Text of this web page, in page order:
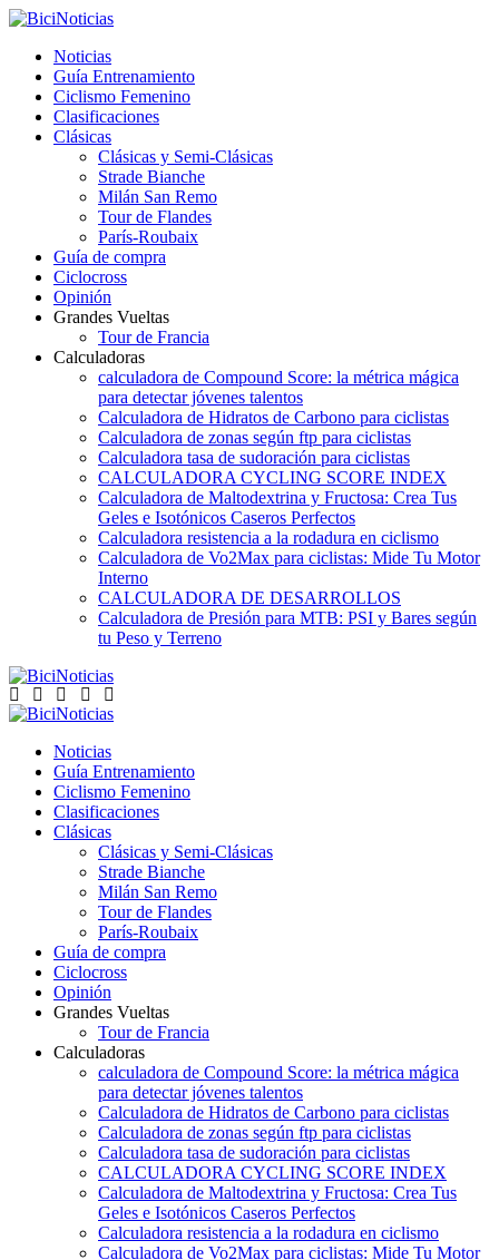
Noticias
Guía Entrenamiento
Ciclismo Femenino
Clasificaciones
Clásicas
Clásicas y Semi-Clásicas
Strade Bianche
Milán San Remo
Tour de Flandes
París-Roubaix
Guía de compra
Ciclocross
Opinión
Grandes Vueltas
Tour de Francia
Calculadoras
calculadora de Compound Score: la métrica mágica
para detectar jóvenes talentos
Calculadora de Hidratos de Carbono para ciclistas
Calculadora de zonas según ftp para ciclistas
Calculadora tasa de sudoración para ciclistas
CALCULADORA CYCLING SCORE INDEX
Calculadora de Maltodextrina y Fructosa: Crea Tus
Geles e Isotónicos Caseros Perfectos
Calculadora resistencia a la rodadura en ciclismo
Calculadora de Vo2Max para ciclistas: Mide Tu Motor
Interno
CALCULADORA DE DESARROLLOS
Calculadora de Presión para MTB: PSI y Bares según
tu Peso y Terreno
Noticias
Guía Entrenamiento
Ciclismo Femenino
Clasificaciones
Clásicas
Clásicas y Semi-Clásicas
Strade Bianche
Milán San Remo
Tour de Flandes
París-Roubaix
Guía de compra
Ciclocross
Opinión
Grandes Vueltas
Tour de Francia
Calculadoras
calculadora de Compound Score: la métrica mágica
para detectar jóvenes talentos
Calculadora de Hidratos de Carbono para ciclistas
Calculadora de zonas según ftp para ciclistas
Calculadora tasa de sudoración para ciclistas
CALCULADORA CYCLING SCORE INDEX
Calculadora de Maltodextrina y Fructosa: Crea Tus
Geles e Isotónicos Caseros Perfectos
Calculadora resistencia a la rodadura en ciclismo
Calculadora de Vo2Max para ciclistas: Mide Tu Motor